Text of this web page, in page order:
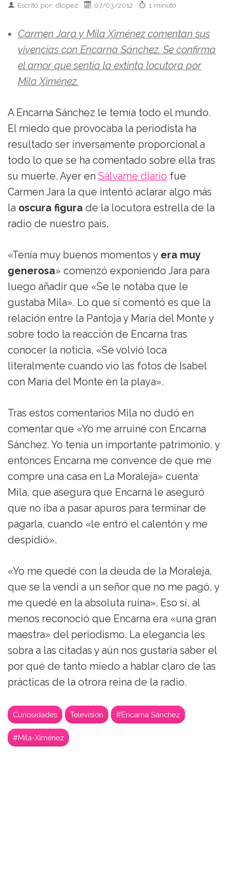
Escrito por: dlopez 07/03/2012 1 minuto
Carmen Jara y Mila Ximénez comentan sus
vivencias con Encarna Sánchez. Se confirma
el amor que sentía la extinta locutora por
Mila Ximénez.
A Encarna Sánchez le temía todo el mundo.
El miedo que provocaba la periodista ha
resultado ser inversamente proporcional a
todo lo que se ha comentado sobre ella tras
su muerte. Ayer en Sálvame diario fue
Carmen Jara la que intentó aclarar algo más
la oscura figura de la locutora estrella de la
radio de nuestro país.
«Tenía muy buenos momentos y era muy
generosa» comenzó exponiendo Jara para
luego añadir que «Se le notaba que le
gustaba Mila». Lo que sí comentó es que la
relación entre la Pantoja y María del Monte y
sobre todo la reacción de Encarna tras
conocer la noticia, «Se volvió loca
literalmente cuando vio las fotos de Isabel
con María del Monte en la playa».
Tras estos comentarios Mila no dudó en
comentar que «Yo me arruiné con Encarna
Sánchez. Yo tenía un importante patrimonio, y
entonces Encarna me convence de que me
compre una casa en La Moraleja» cuenta
Mila, que asegura que Encarna le aseguró
que no iba a pasar apuros para terminar de
pagarla, cuando «le entró el calentón y me
despidió».
«Yo me quedé con la deuda de la Moraleja,
que se la vendí a un señor que no me pagó, y
me quedé en la absoluta ruina». Eso sí, al
menos reconoció que Encarna era «una gran
maestra» del periodismo. La elegancia les
sobra a las citadas y aún nos gustaría saber el
por qué de tanto miedo a hablar claro de las
prácticas de la otrora reina de la radio.
Curiosidades Televisión #Encarna Sánchez
#Mila-Ximénez